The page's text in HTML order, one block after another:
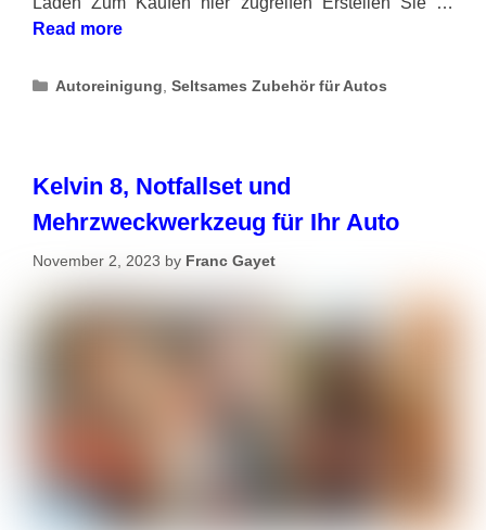
Read more
Categories
Autoreinigung,Seltsames Zubehör für Autos
Kelvin 8, Notfallset und
Mehrzweckwerkzeug für Ihr Auto
November 2, 2023 by Franc Gayet